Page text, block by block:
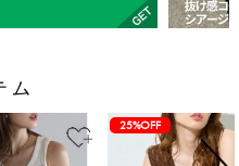
ム
25%OFF